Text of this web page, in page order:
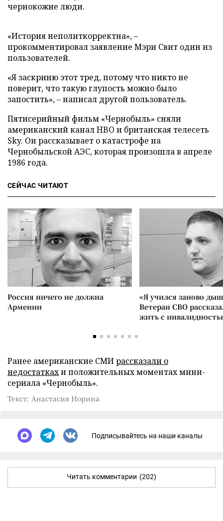
чернокожие люди.
«История неполиткорректна», –
прокомментировал заявление Мэри Свит один из
пользователей.
«Я заскриню этот тред, потому что никто не
поверит, что такую глупость можно было
запостить», – написал другой пользователь.
Пятисерийный фильм «Чернобыль» сняли
американский канал HBO и британская телесеть
Sky. Он рассказывает о катастрофе на
Чернобыльской АЭС, которая произошла в апреле
1986 года.
СЕЙЧАС ЧИТАЮТ
Россия ничего не должна
Армении
«Я учился заново
Ветеран СВО
жить с
Ранее американские СМИрассказали о
недостаткахи положительных моментах мини-
сериала «Чернобыль».
Текст: Анастасия Норина
Подписывайтесь на наши каналы
Читать комментарии (202)